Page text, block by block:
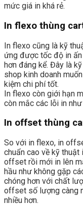
mức giá in khá rẻ.
In flexo thùng
In flexo cũng là kỹ
ứng được tốc độ in
hơn đáng kể. Đây là
shop kinh doanh
kiệm chi phí tốt.
In flexo còn giới hạn
còn mắc các lỗi in
In offset thùng
So với in flexo, in
chuẩn cao về kỹ
offset rồi mới in lên
hầu như không gặp
chóng hơn với chất
offset số lượng càng
nhiều hơn.